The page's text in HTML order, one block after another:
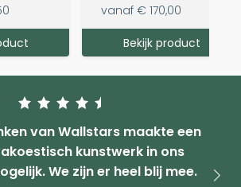
vanaf € 170,00
Bekijk product
van Wallstars maakte een
kunstwerk in ons
We zijn er heel blij mee.